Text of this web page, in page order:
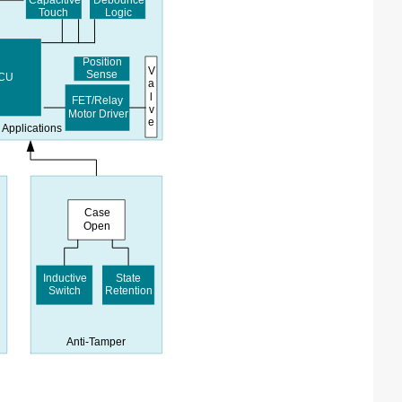
Applications
Touch Logic
V
a
v
e
FET/Relay
Motor Driver
Position
Sense
Anti-Tamper
Case
Open
Inductive
Switch
State
Retention